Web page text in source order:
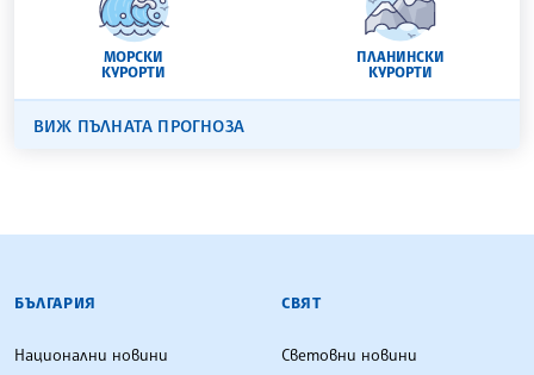
МОРСКИ
КУРОРТИ
ПЛАНИНСКИ
КУРОРТИ
ВИЖ ПЪЛНАТА ПРОГНОЗА
БЪЛГАРСКА ТЕЛЕГРАФНА АГЕНЦИЯ
БЪЛГАРИЯ
Национални новини
СВЯТ
Световни новини